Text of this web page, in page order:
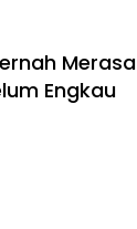
Merasa
Engkau